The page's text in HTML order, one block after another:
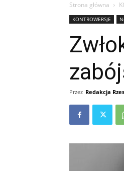
Strona główna
KONTROWERSJE
Przez Redakcja